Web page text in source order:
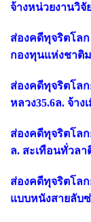
จ้างหน่วยงานวิจั
ส่องคดีทุจริตโลก
กองทุนแห่งชาติ
ส่องคดีทุจริตโลก
หลวง35.6ล. จ้า
ส่องคดีทุจริตโล
ล. สะเทือนทั่วลา
ส่องคดีทุจริตโลก
แบบหนังสายลับ